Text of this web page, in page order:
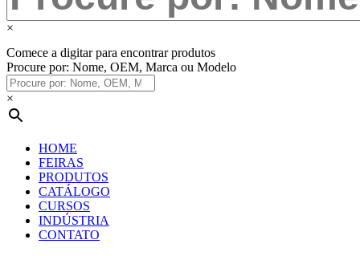
×
Comece a digitar para encontrar produtos
Procure por: Nome, OEM, Marca ou Modelo
×
HOME
FEIRAS
PRODUTOS
CATÁLOGO
CURSOS
INDÚSTRIA
CONTATO